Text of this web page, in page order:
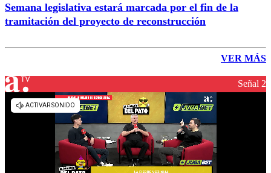
Semana legislativa estará marcada por el fin de la
tramitación del proyecto de reconstrucción
VER MÁS
Señal 2